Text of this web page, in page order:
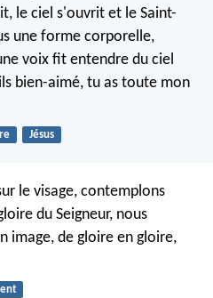
le ciel s'ouvrit et le Saint-
une forme corporelle,
voix fit entendre du ciel
bien-aimé, tu as toute mon
Jésus
le visage, contemplons
du Seigneur, nous
image, de gloire en gloire,